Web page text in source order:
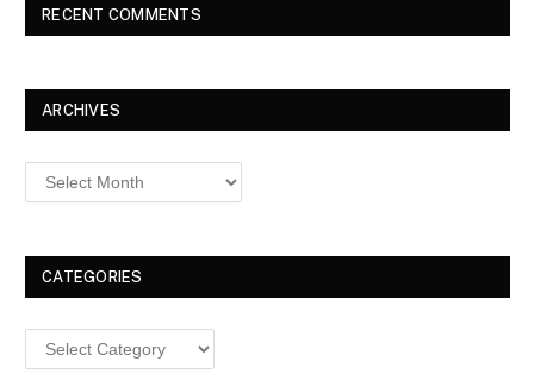
RECENT COMMENTS
ARCHIVES
Archives
CATEGORIES
Categories